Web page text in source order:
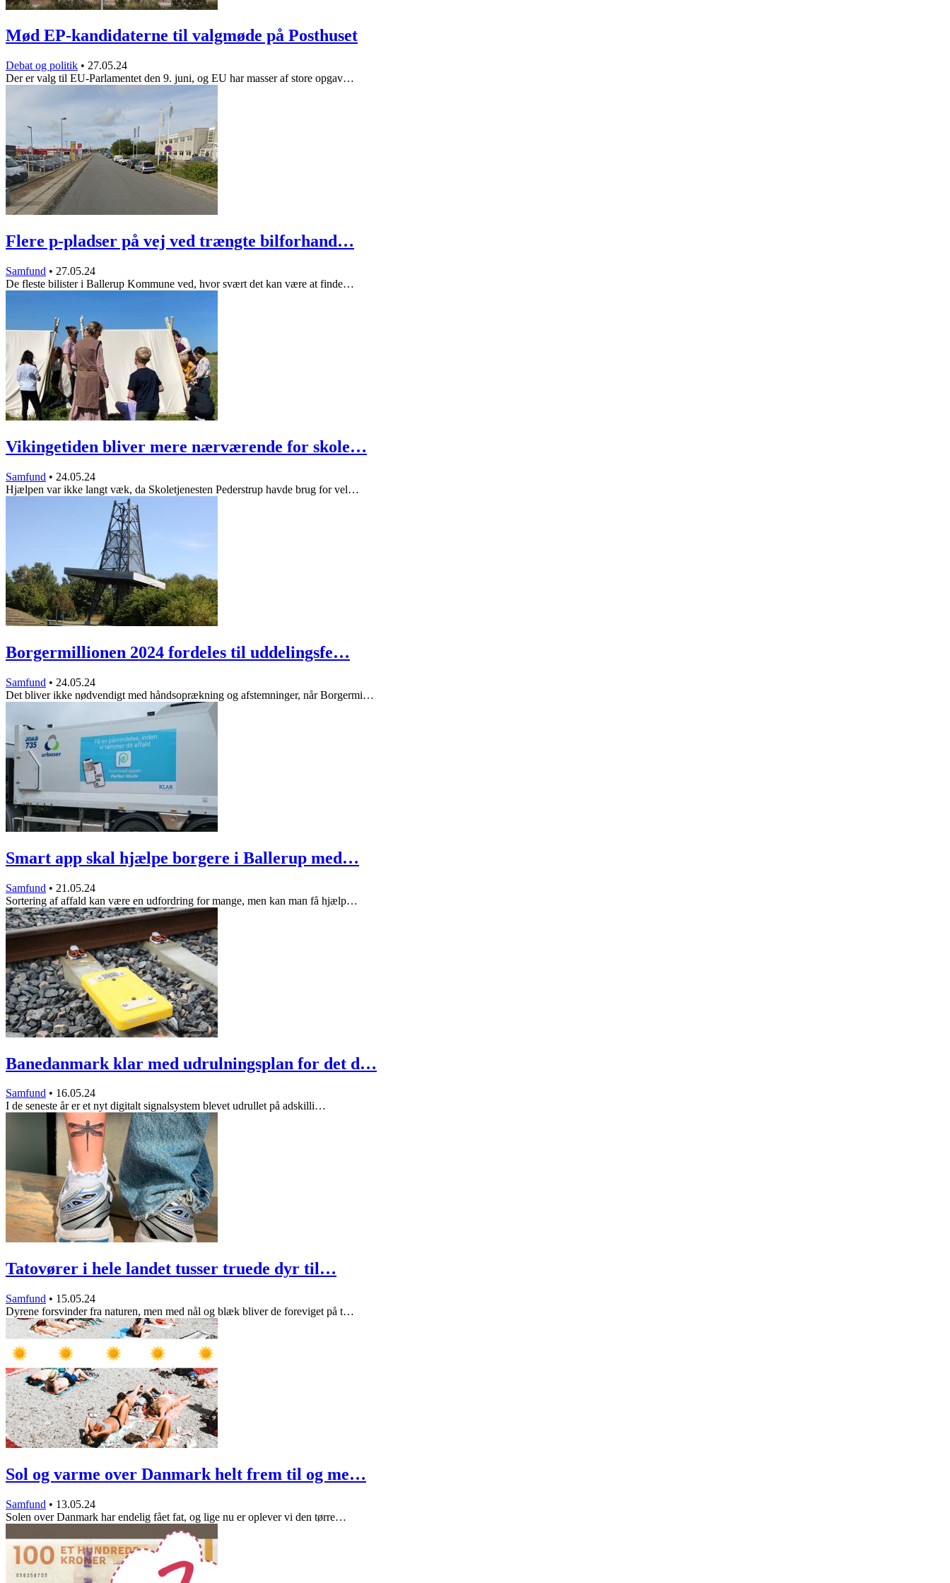
Mød EP-kandidaterne til valgmøde på Posthuset
Debat og politik • 27.05.24
Der er valg til EU-Parlamentet den 9. juni, og EU har masser af store opgav…
Flere p-pladser på vej ved trængte bilforhand…
Samfund • 27.05.24
De fleste bilister i Ballerup Kommune ved, hvor svært det kan være at finde…
Vikingetiden bliver mere nærværende for skole…
Samfund • 24.05.24
Hjælpen var ikke langt væk, da Skoletjenesten Pederstrup havde brug for vel…
Borgermillionen 2024 fordeles til uddelingsfe…
Samfund • 24.05.24
Det bliver ikke nødvendigt med håndsoprækning og afstemninger, når Borgermi…
Smart app skal hjælpe borgere i Ballerup med…
Samfund • 21.05.24
Sortering af affald kan være en udfordring for mange, men kan man få hjælp…
Banedanmark klar med udrulningsplan for det d…
Samfund • 16.05.24
I de seneste år er et nyt digitalt signalsystem blevet udrullet på adskilli…
Tatovører i hele landet tusser truede dyr til…
Samfund • 15.05.24
Dyrene forsvinder fra naturen, men med nål og blæk bliver de foreviget på t…
Sol og varme over Danmark helt frem til og me…
Samfund • 13.05.24
Solen over Danmark har endelig fået fat, og lige nu er oplever vi den tørre…